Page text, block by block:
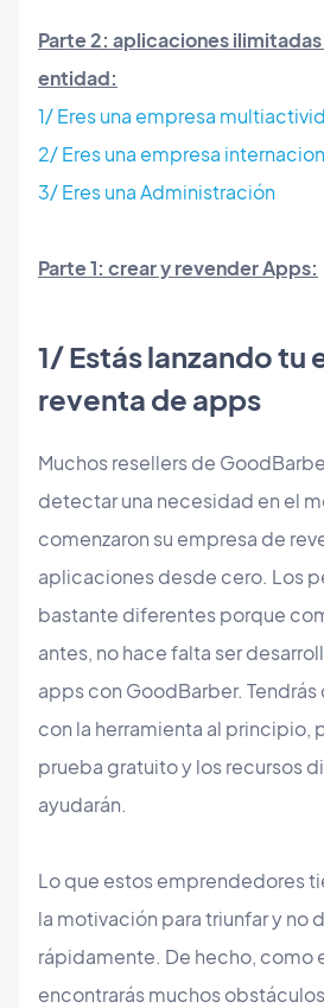
Parte 2: aplicaciones
entidad:
1/ Eres una empresa
2/ Eres una empresa
3/ Eres una Administración
Parte 1: crear y revender Apps:
1/ Estás lanzando tu
reventa de apps
Muchos resellers de
detectar una necesidad en el
comenzaron su empresa de
aplicaciones desde cero. Los
bastante diferentes porque
antes, no hace falta ser
apps con GoodBarber.
con la herramienta al principio,
prueba gratuito y los recursos
ayudarán.
Lo que estos emprendedores
la motivación para triunfar y no
rápidamente. De hecho, como
encontrarás muchos